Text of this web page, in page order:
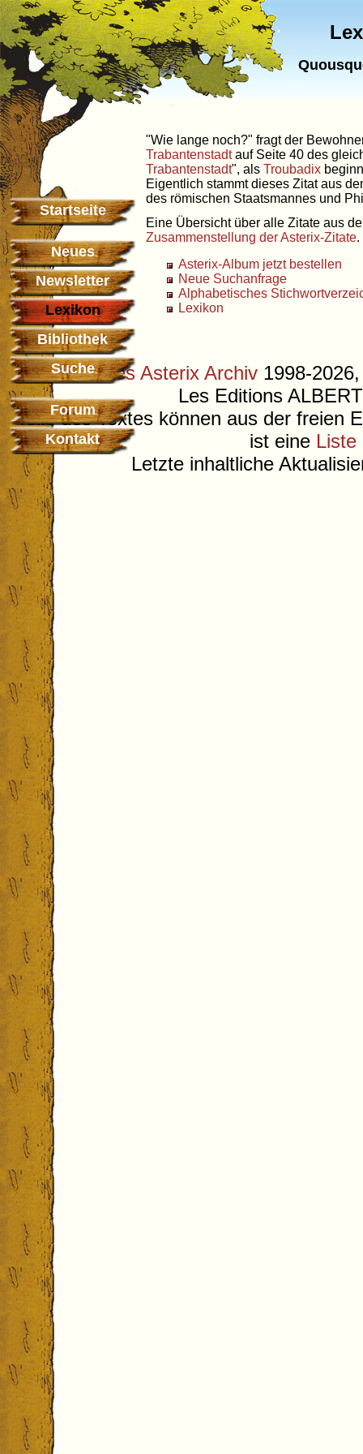
Startseite
Neues
Newsletter
Lexikon
Bibliothek
Suche
Forum
Kontakt
"Wie lange noch?" fragt der
Trabantenstadtauf Seite 40 des
Trabantenstadt", als Troubadix
Eigentlich stammt dieses Zitat aus
des römischen Staatsmannes und
Eine Übersicht über alle Zitate aus
Zusammenstellung der Asterix-Zitate.
Asterix-Album jetzt bestellen
Neue Suchanfrage
Alphabetisches
Lexikon
©Deutsches Asterix Archiv 1998-
Les Editions
Teile des Textes können aus der freien
ist eine Liste
Letzte inhaltliche